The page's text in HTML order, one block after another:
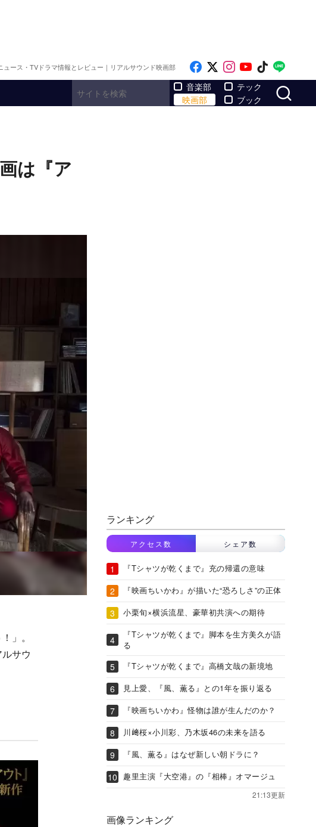
ュース・TVドラマ情報とレビュー｜リアルサウンド映画部 Like on Facebook
Follow on x
Follow on
Follow on
Follow
音楽部
映画部
テック
ブック
は『ア
」。
サウ
ランキング
アクセス数 シェア数
『Tシャツが乾くまで』充の帰還の意味
『映画ちいかわ』が描いた“恐ろしさ”の正体
小栗旬×横浜流星、豪華初共演への期待
『Tシャツが乾くまで』脚本を生方美久が語
る
『Tシャツが乾くまで』高橋文哉の新境地
見上愛、『風、薫る』との1年を振り返る
『映画ちいかわ』怪物は誰が生んだのか？
川﨑桜×小川彩、乃木坂46の未来を語る
『風、薫る』はなぜ新しい朝ドラに？
趣里主演『大空港』の『相棒』オマージュ
21:13更新
画像ランキング